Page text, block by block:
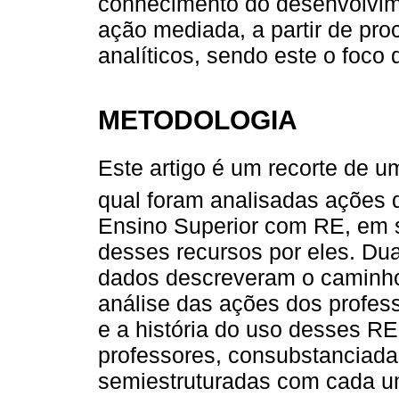
ação mediada, a partir de
analíticos, sendo este o foco
METODOLOGIA
Este artigo é um recorte de
qual foram analisadas ações
Ensino Superior com RE,
desses recursos por eles.
dados descreveram o
análise das ações dos
e a história do uso desses
professores,
semiestruturadas com cada